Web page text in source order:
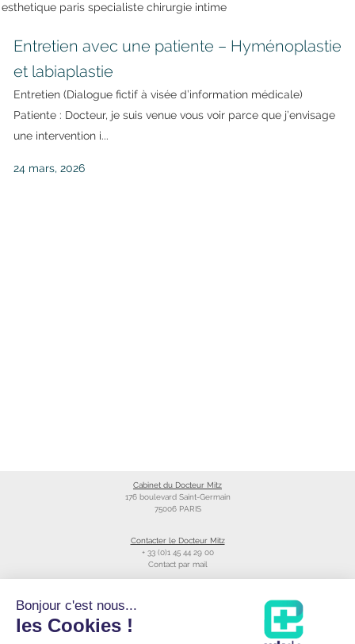
Entretien avec une patiente – Hyménoplastie
et labiaplastie
Entretien (Dialogue fictif à visée d’information médicale)
Patiente : Docteur, je suis venue vous voir parce que j’envisage
une intervention i...
24 mars, 2026
Cabinet du Docteur Mitz
176 boulevard Saint-Germain
75006 PARIS
Contacter le Docteur Mitz
+ 33 (0)1 45 44 29 00
Contact par mail
Bonjour c'est nous...
les Cookies !